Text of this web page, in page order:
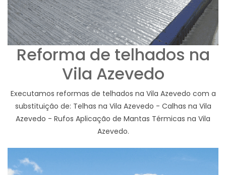
Reforma de telhados na
Vila Azevedo
Executamos reformas de telhados na Vila Azevedo com a
substituição de: Telhas na Vila Azevedo - Calhas na Vila
Azevedo - Rufos Aplicação de Mantas Térmicas na Vila
Azevedo.